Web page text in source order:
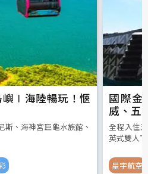
嶼∣海陸暢玩！愜
、海神宮巨龜水族館、
國際金
威、五
全程入住
英式雙人
星宇航空